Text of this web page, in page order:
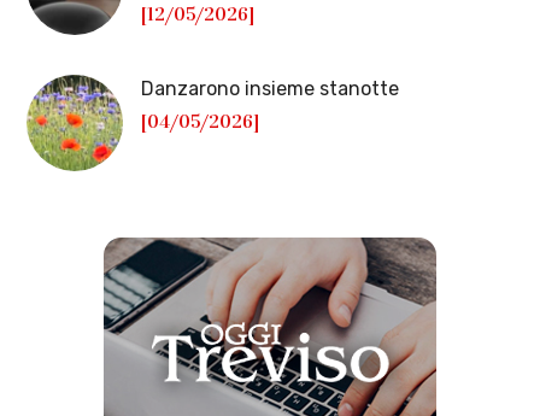
[12/05/2026]
Danzarono insieme stanotte
[04/05/2026]